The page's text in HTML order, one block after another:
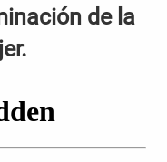
de la